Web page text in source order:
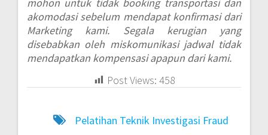
akomodasi sebelum mendapat konfirmasi dari
Marketing kami. Segala kerugian yang
disebabkan oleh miskomunikasi jadwal tidak
mendapatkan kompensasi apapun dari kami.
Post Views: 458
Pelatihan Teknik Investigasi Fraud